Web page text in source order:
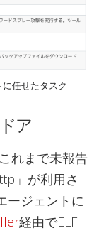
に任せたタスク
ア
れまで未報告
」が利用さ
ージェントに
経由でELF